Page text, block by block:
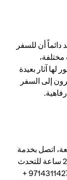
أن للسفر
مختلفة،
آثار بعيدة
إلى السفر
اتصل بخدمة
سيتي فون (Citiphone) المصرفية على مدار 24 ساعة للتحدث
إلى ممثل سيتي؛ سيتي جولد برايفت كلاينت: 97143114272 +